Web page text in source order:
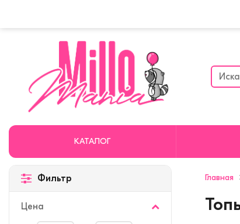
КАТАЛОГ
Главная
Фильтр
Цена